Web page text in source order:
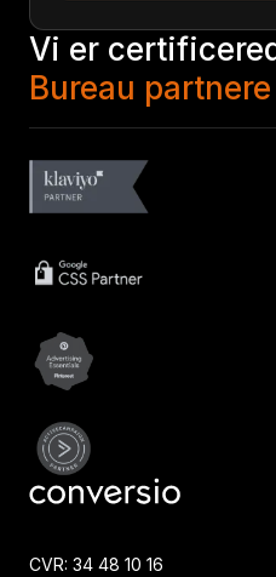
Vi er
Bureau partnere
CVR: 34 48 10 16